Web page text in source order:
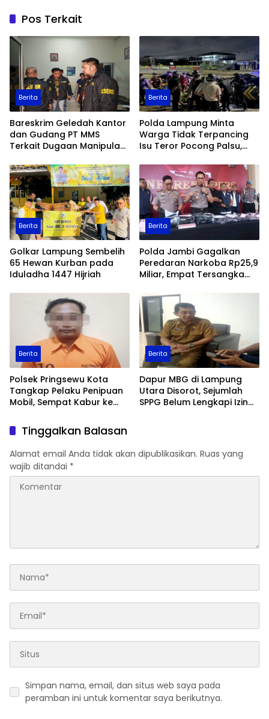
Pos Terkait
Berita
Bareskrim Geledah Kantor
dan Gudang PT MMS
Terkait Dugaan Manipulasi
Berita
Polda Lampung Minta
Warga Tidak Terpancing
Isu Teror Pocong Palsu,
Ditingkatkan
Berita
Golkar Lampung Sembelih
65 Hewan Kurban pada
Iduladha 1447 Hijriah
Berita
Polda Jambi Gagalkan
Peredaran Narkoba Rp25,9
Miliar, Empat Tersangka
Berita
Polsek Pringsewu Kota
Tangkap Pelaku Penipuan
Mobil, Sempat Kabur ke
Berita
Dapur MBG di Lampung
Utara Disorot, Sejumlah
SPPG Belum Lengkapi Izin
Tinggalkan Balasan
Alamat email Anda tidak akan dipublikasikan. Ruas yang
wajib ditandai *
Simpan nama, email, dan situs web saya pada
peramban ini untuk komentar saya berikutnya.